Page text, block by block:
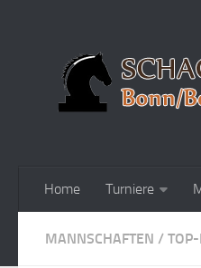
Home Turniere
MANNSCHAFTEN /